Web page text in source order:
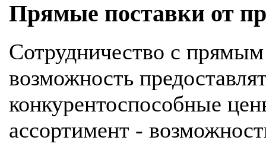
Прямые поставки от
Сотрудничество с
возможность
конкурентоспособные
ассортимент -